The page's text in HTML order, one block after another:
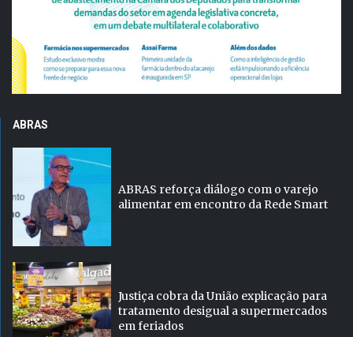
ABRAS
ABRAS reforça diálogo com o varejo
alimentar em encontro da Rede Smart
Justiça cobra da União explicação para
tratamento desigual a supermercados
em feriados